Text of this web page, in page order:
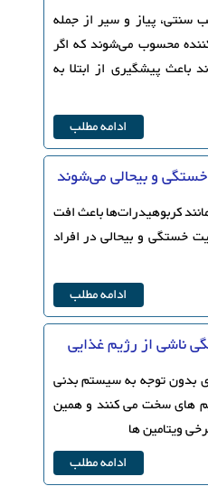
سنتی، پیاز و سیر از جمله
محسوب می‌شوند که اگر
باعث پیشگیری از ابتلا به
ادامه مطلب
و بیحالی می‌شوند
کربوهیدرات‌ها باعث افت
خستگی و بیحالی در افراد
ادامه مطلب
بدون توجه به سیستم بدنی
های سخت می کنند و همین
ویتامین ها
ادامه مطلب